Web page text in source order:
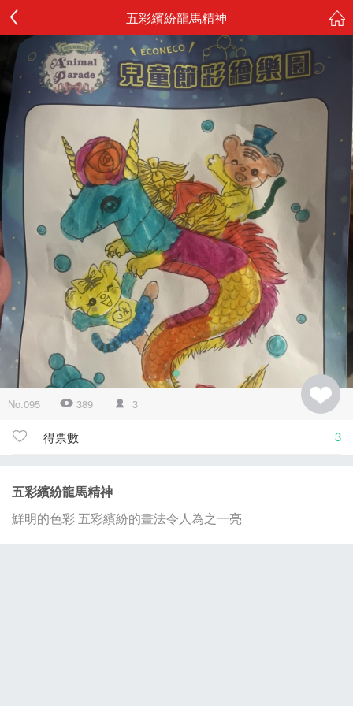
五彩繽紛龍馬精神
No.095 389 3
得票數 3
五彩繽紛龍馬精神
鮮明的色彩 五彩繽紛的畫法令人為之一亮